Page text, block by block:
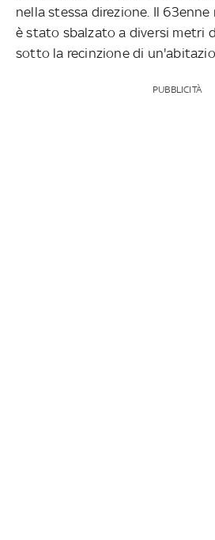
nella stessa direzione. Il
è stato sbalzato a diversi metri
sotto la recinzione di
PUBBLICITÀ